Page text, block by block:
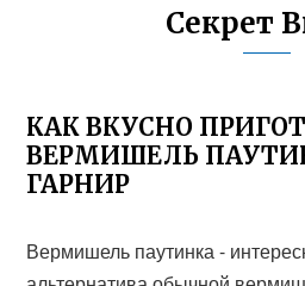
Секрет
КАК ВКУСНО
ВЕРМИШЕЛЬ
ГАРНИР
Вермишель паутинка -